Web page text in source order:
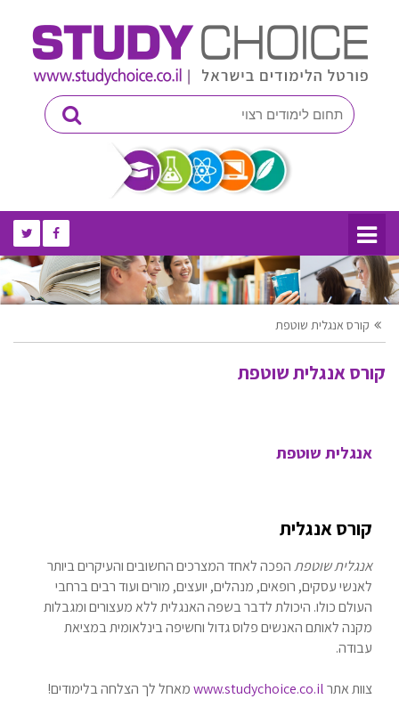
קורס אנגלית שוטפת
קורס אנגלית שוטפת
אנגלית שוטפת
קורס אנגלית
אנגלית שוטפתהפכה לאחד המצרכים החשובים והעיקרים ביותר
לאנשי עסקים, רופאים, מנהלים, יועצים, מורים ועוד רבים ברחבי
העולם כולו. היכולת לדבר בשפה האנגלית ללא מעצורים ומגבלות
מקנה לאותם האנשים פלוס גדול וחשיפה בינלאומית במציאת
עבודה.
צוות אתרwww.studychoice.co.ilמאחל לך הצלחה בלימודים!